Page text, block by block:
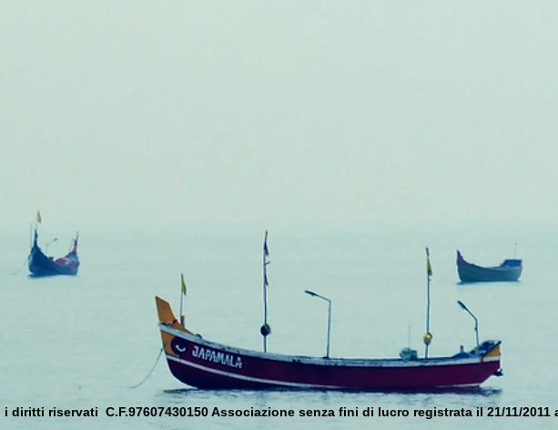
diritti riservati C.F.97607430150 Associazione senza fini di lucro registrata il 21/11/2011